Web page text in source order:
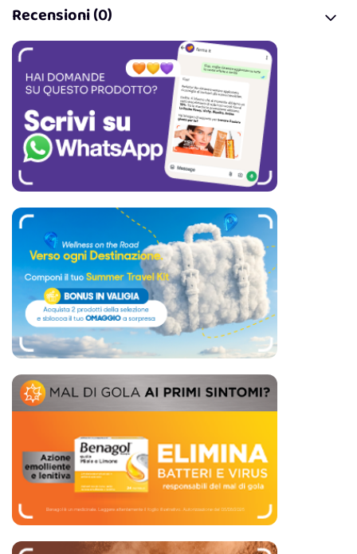
Recensioni (0)